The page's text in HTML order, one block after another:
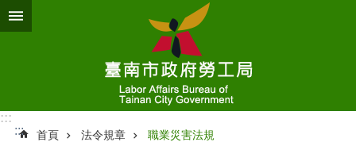
跳到主要內容區塊
:::
:::
首頁 法令規章 職業災害法規